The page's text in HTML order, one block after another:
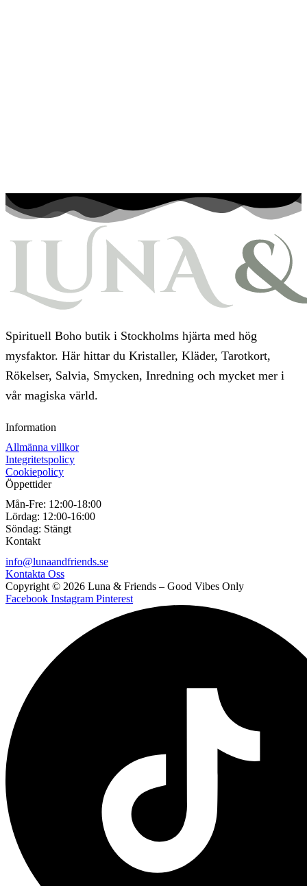
Spirituell Boho butik i Stockholms hjärta med hög
mysfaktor. Här hittar du Kristaller, Kläder, Tarotkort,
Rökelser, Salvia, Smycken, Inredning och mycket mer i
vår magiska värld.
Information
Allmänna villkor
Integritetspolicy
Cookiepolicy
Öppettider
Mån-Fre: 12:00-18:00
Lördag: 12:00-16:00
Söndag: Stängt
Kontakt
info@lunaandfriends.se
Kontakta Oss
Copyright © 2026 Luna & Friends – Good Vibes Only
Facebook Instagram Pinterest